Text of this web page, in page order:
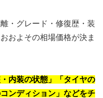
・グレード・修復歴・装
およその相場価格が決ま
内装の状態」「タイヤの
ンディション」などをチ